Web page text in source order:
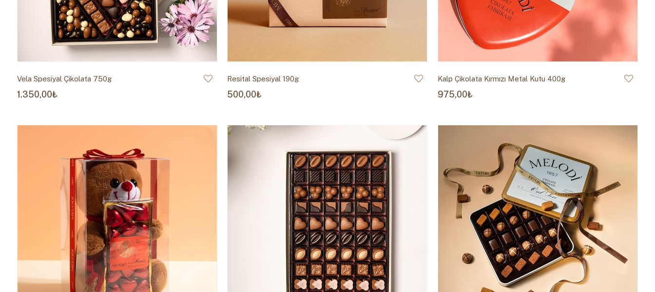
Vela Spesiyal Çikolata 750g
1.350,00₺
Resital Spesiyal 190g
500,00₺
Kalp Çikolata Kırmızı Metal Kutu 400g
975,00₺